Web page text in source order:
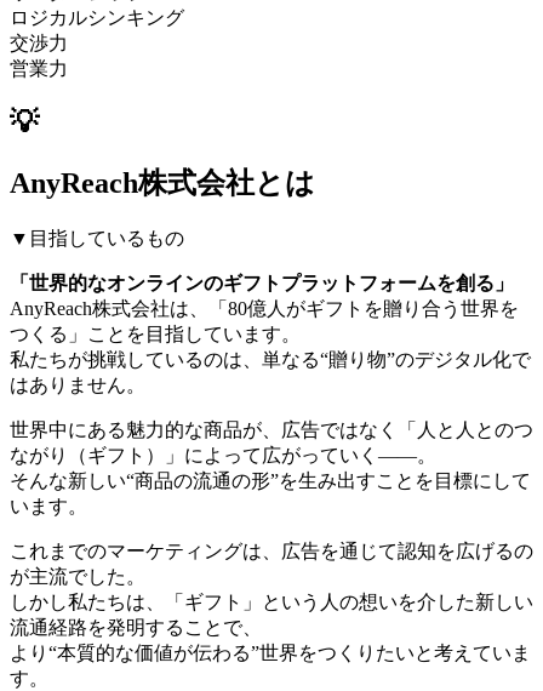
ロジカルシンキング
交渉力
営業力
💡
AnyReach株式会社とは
▼目指しているもの
「世界的なオンラインのギフトプラットフォームを創る」
AnyReach株式会社は、「80億人がギフトを贈り合う世界を
つくる」ことを目指しています。
私たちが挑戦しているのは、単なる“贈り物”のデジタル化で
はありません。
世界中にある魅力的な商品が、広告ではなく「人と人とのつ
ながり（ギフト）」によって広がっていく――。
そんな新しい“商品の流通の形”を生み出すことを目標にして
います。
これまでのマーケティングは、広告を通じて認知を広げるの
が主流でした。
しかし私たちは、「ギフト」という人の想いを介した新しい
流通経路を発明することで、
より“本質的な価値が伝わる”世界をつくりたいと考えていま
す。